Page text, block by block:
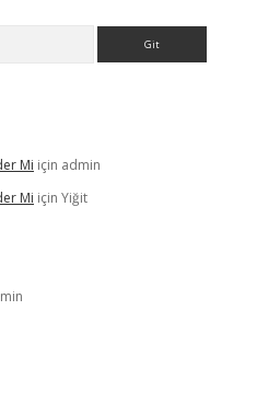
Mi için admin
Mi için Yiğit